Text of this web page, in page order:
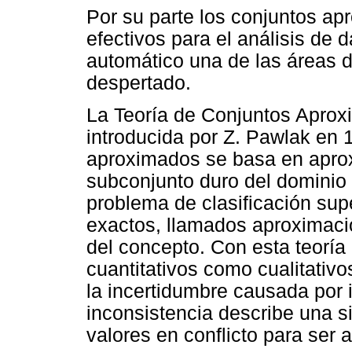
Por su parte los conjuntos
efectivos para el análisis de
automático una de las áreas
despertado.
La Teoría de Conjuntos
introducida por Z. Pawlak en
aproximados se basa en
subconjunto duro del
problema de clasificación
exactos, llamados
del concepto. Con esta
cuantitativos como
la incertidumbre causada
inconsistencia describe una
valores en conflicto para ser